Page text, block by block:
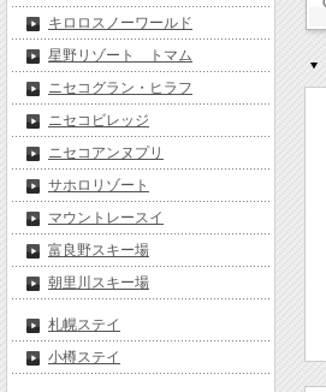
キロロスノーワールド
星野リゾート トマム
ニセコグラン・ヒラフ
ニセコビレッジ
ニセコアンヌプリ
サホロリゾート
マウントレースイ
富良野スキー場
朝里川スキー場
札幌ステイ
小樽ステイ